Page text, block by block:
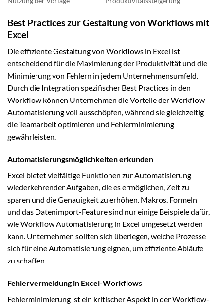
Best Practices zur Gestaltung von Workflows mit
Excel
Die effiziente Gestaltung von Workflows in Excel ist
entscheidend für die Maximierung der Produktivität und die
Minimierung von Fehlern in jedem Unternehmensumfeld.
Durch die Integration spezifischer Best Practices in den
Workflow können Unternehmen die Vorteile der Workflow
Automatisierung voll ausschöpfen, während sie gleichzeitig
die Teamarbeit optimieren und Fehlerminimierung
gewährleisten.
Automatisierungsmöglichkeiten erkunden
Excel bietet vielfältige Funktionen zur Automatisierung
wiederkehrender Aufgaben, die es ermöglichen, Zeit zu
sparen und die Genauigkeit zu erhöhen. Makros, Formeln
und das Datenimport-Feature sind nur einige Beispiele dafür,
wie Workflow Automatisierung in Excel umgesetzt werden
kann. Unternehmen sollten sich überlegen, welche Prozesse
sich für eine Automatisierung eignen, um effiziente Abläufe
zu schaffen.
Fehlervermeidung in Excel-Workflows
Fehlerminimierung ist ein kritischer Aspekt in der Workflow-